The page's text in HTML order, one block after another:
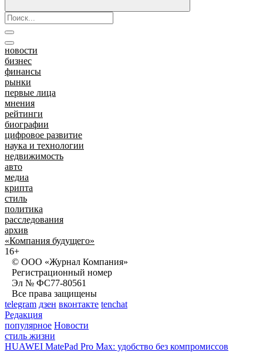
новости
бизнес
финансы
рынки
первые лица
мнения
рейтинги
биографии
цифровое развитие
наука и технологии
недвижимость
авто
медиа
крипта
стиль
политика
расследования
архив
«Компания будущего»
16+
© ООО «Журнал Компания»
Регистрационный номер
Эл № ФС77-80561
Все права защищены
telegram дзен вконтакте tenchat
Редакция
популярное Новости
стиль жизни
HUAWEI MatePad Pro Max: удобство без компромиссов